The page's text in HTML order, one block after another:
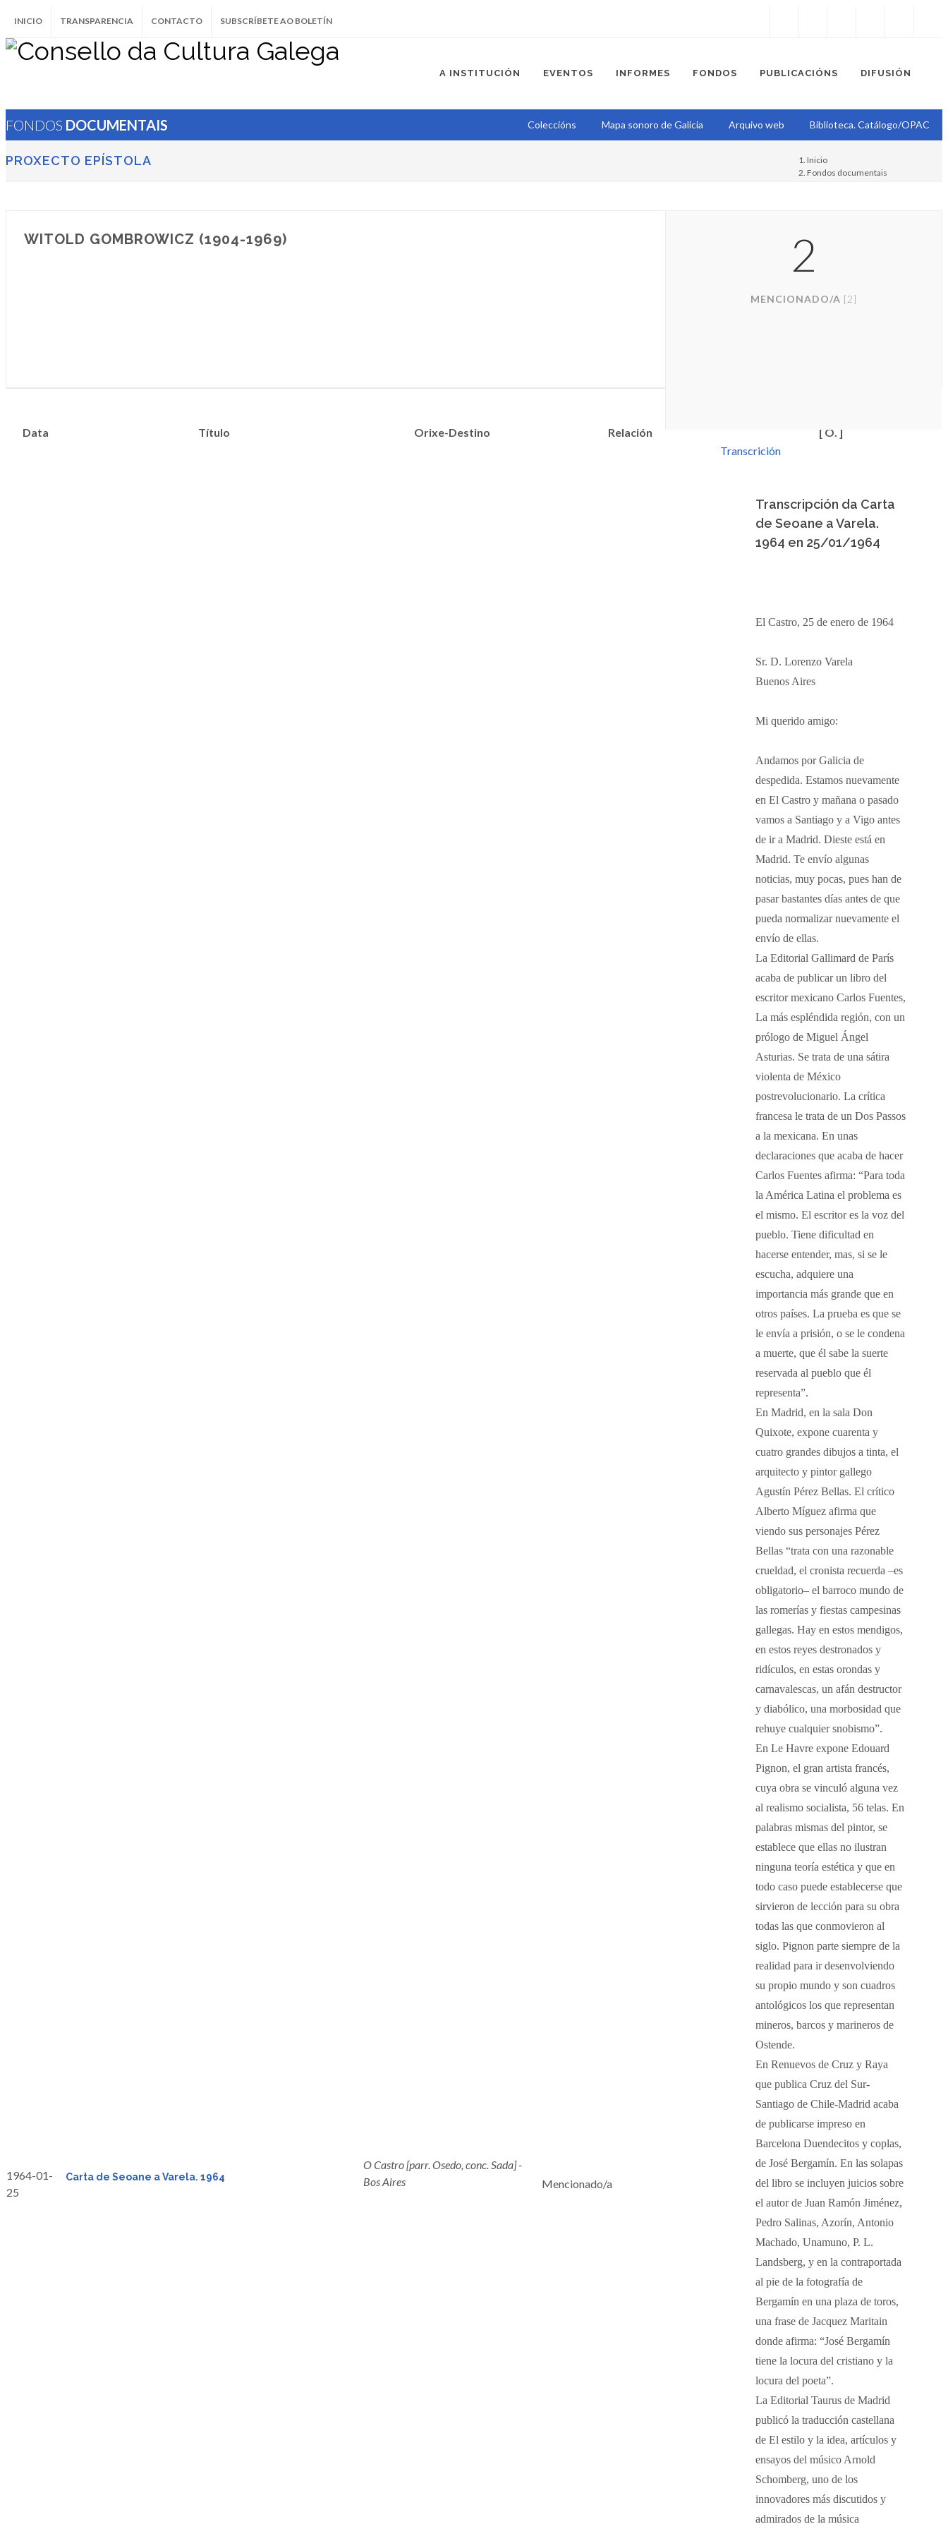
INICIO TRANSPARENCIA CONTACTO SUBSCRÍBETE AO BOLETÍN
A INSTITUCIÓN EVENTOS INFORMES FONDOS PUBLICACIÓNS DIFUSIÓN
FONDOS DOCUMENTAIS Coleccións Mapa sonoro de Galicia Arquivo web Biblioteca. Catálogo/OPAC
PROXECTO EPÍSTOLA
Inicio
Fondos documentais
WITOLD GOMBROWICZ (1904-1969) 2
MENCIONADO/A [2]
Data Título Orixe-Destino Relación [ O. ]
1964-01-
25
Carta de Seoane a Varela. 1964
O Castro [parr. Osedo, conc. Sada] -
Bos Aires
Mencionado/a
Transcrición
Transcripción da Carta
de Seoane a Varela.
1964 en 25/01/1964
El Castro, 25 de enero de 1964
Sr. D. Lorenzo Varela
Buenos Aires
Mi querido amigo:
Andamos por Galicia de
despedida. Estamos nuevamente
en El Castro y mañana o pasado
vamos a Santiago y a Vigo antes
de ir a Madrid. Dieste está en
Madrid. Te envío algunas
noticias, muy pocas, pues han de
pasar bastantes días antes de que
pueda normalizar nuevamente el
envío de ellas.
La Editorial Gallimard de París
acaba de publicar un libro del
escritor mexicano Carlos Fuentes,
La más espléndida región, con un
prólogo de Miguel Ángel
Asturias. Se trata de una sátira
violenta de México
postrevolucionario. La crítica
francesa le trata de un Dos Passos
a la mexicana. En unas
declaraciones que acaba de hacer
Carlos Fuentes afirma: “Para toda
la América Latina el problema es
el mismo. El escritor es la voz del
pueblo. Tiene dificultad en
hacerse entender, mas, si se le
escucha, adquiere una
importancia más grande que en
otros países. La prueba es que se
le envía a prisión, o se le condena
a muerte, que él sabe la suerte
reservada al pueblo que él
representa”.
En Madrid, en la sala Don
Quixote, expone cuarenta y
cuatro grandes dibujos a tinta, el
arquitecto y pintor gallego
Agustín Pérez Bellas. El crítico
Alberto Míguez afirma que
viendo sus personajes Pérez
Bellas “trata con una razonable
crueldad, el cronista recuerda –es
obligatorio– el barroco mundo de
las romerías y fiestas campesinas
gallegas. Hay en estos mendigos,
en estos reyes destronados y
ridículos, en estas orondas y
carnavalescas, un afán destructor
y diabólico, una morbosidad que
rehuye cualquier snobismo”.
En Le Havre expone Edouard
Pignon, el gran artista francés,
cuya obra se vinculó alguna vez
al realismo socialista, 56 telas. En
palabras mismas del pintor, se
establece que ellas no ilustran
ninguna teoría estética y que en
todo caso puede establecerse que
sirvieron de lección para su obra
todas las que conmovieron al
siglo. Pignon parte siempre de la
realidad para ir desenvolviendo
su propio mundo y son cuadros
antológicos los que representan
mineros, barcos y marineros de
Ostende.
En Renuevos de Cruz y Raya
que publica Cruz del Sur-
Santiago de Chile-Madrid acaba
de publicarse impreso en
Barcelona Duendecitos y coplas,
de José Bergamín. En las solapas
del libro se incluyen juicios sobre
el autor de Juan Ramón Jiménez,
Pedro Salinas, Azorín, Antonio
Machado, Unamuno, P. L.
Landsberg, y en la contraportada
al pie de la fotografía de
Bergamín en una plaza de toros,
una frase de Jacquez Maritain
donde afirma: “José Bergamín
tiene la locura del cristiano y la
locura del poeta”.
La Editorial Taurus de Madrid
publicó la traducción castellana
de El estilo y la idea, artículos y
ensayos del músico Arnold
Schomberg, uno de los
innovadores más discutidos y
admirados de la música